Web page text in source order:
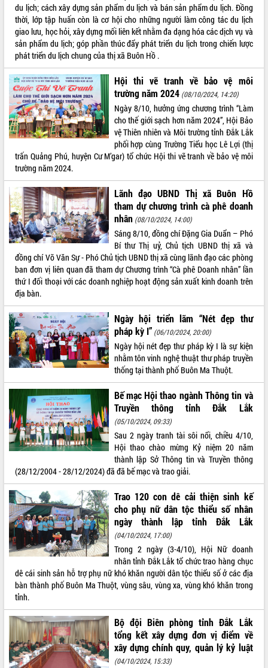
VIDEO
Không có file video nào để phát.
ALBUM ẢNH
LIÊN KẾT WEB
THỐNG KÊ TRUY CẬP
Hôm nay: 29851
Tất cả: 66075174
du lịch; cách xây dựng sản phẩm du lịch và bán sản phẩm du lịch. Đồng
thời, lớp tập huấn còn là cơ hội cho những người làm công tác du lịch
giao lưu, học hỏi, xây dựng mối liên kết nhằm đa dạng hóa các dịch vụ và
sản phẩm du lịch; góp phần thúc đẩy phát triển du lịch trong chiến lược
phát triển du lịch chung của thị xã Buôn Hồ .
Hội thi vẽ tranh về bảo vệ môi
trường năm 2024 (08/10/2024, 14:20)
Ngày 8/10, hưởng ứng chương trình “Làm
cho thế giới sạch hơn năm 2024”, Hội Bảo
vệ Thiên nhiên và Môi trường tỉnh Đắk Lắk
phối hợp cùng Trường Tiểu học Lê Lợi (thị
trấn Quảng Phú, huyện Cư M’gar) tổ chức Hội thi vẽ tranh về bảo vệ môi
trường năm 2024.
Lãnh đạo UBND Thị xã Buôn Hồ
tham dự chương trình cà phê doanh
nhân (08/10/2024, 14:00)
Sáng 8/10, đồng chí Đặng Gia Duẩn – Phó
Bí thư Thị uỷ, Chủ tịch UBND thị xã và
đồng chí Võ Văn Sự - Phó Chủ tịch UBND thị xã cùng lãnh đạo các phòng
ban đơn vị liên quan đã tham dự Chương trình “Cà phê Doanh nhân” lần
thứ I đối thoại với các doanh nghiệp hoạt động sản xuất kinh doanh trên
địa bàn.
Ngày hội triển lãm “Nét đẹp thư
pháp kỳ I” (06/10/2024, 20:00)
Ngày hội nét đẹp thư pháp kỳ I là sự kiện
nhằm tôn vinh nghệ thuật thư pháp truyền
thống tại thành phố Buôn Ma Thuột.
Bế mạc Hội thao ngành Thông tin và
Truyền thông tỉnh Đắk Lắk
(05/10/2024, 09:33)
Sau 2 ngày tranh tài sôi nổi, chiều 4/10,
Hội thao chào mừng Kỷ niệm 20 năm
thành lập Sở Thông tin và Truyền thông
(28/12/2004 - 28/12/2024) đã đã bế mạc và trao giải.
Trao 120 con dê cải thiện sinh kế
cho phụ nữ dân tộc thiểu số nhân
ngày thành lập tỉnh Đắk Lắk
(04/10/2024, 17:00)
Trong 2 ngày (3-4/10), Hội Nữ doanh
nhân tỉnh Đắk Lắk tổ chức trao hàng chục
dê cái sinh sản hỗ trợ phụ nữ khó khăn người dân tộc thiểu số ở các địa
bàn thành phố Buôn Ma Thuột, vùng sâu, vùng xa, vùng khó khăn trong
tỉnh.
Bộ đội Biên phòng tỉnh Đắk Lắk
tổng kết xây dựng đơn vị điểm về
xây dựng chính quy, quản lý kỷ luật
(04/10/2024, 15:33)